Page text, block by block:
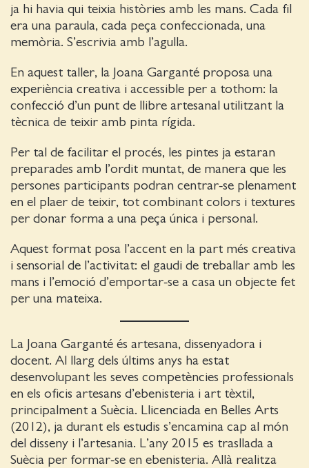
ja hi havia qui teixia històries amb les mans. Cada fil
era una paraula, cada peça confeccionada, una
memòria. S’escrivia amb l’agulla.
En aquest taller, la Joana Garganté proposa una
experiència creativa i accessible per a tothom: la
confecció d’un punt de llibre artesanal utilitzant la
tècnica de teixir amb pinta rígida.
Per tal de facilitar el procés, les pintes ja estaran
preparades amb l’ordit muntat, de manera que les
persones participants podran centrar-se plenament
en el plaer de teixir, tot combinant colors i textures
per donar forma a una peça única i personal.
Aquest format posa l’accent en la part més creativa
i sensorial de l’activitat: el gaudi de treballar amb les
mans i l’emoció d’emportar-se a casa un objecte fet
per una mateixa.
La Joana Garganté és artesana, dissenyadora i
docent. Al llarg dels últims anys ha estat
desenvolupant les seves competències professionals
en els oficis artesans d’ebenisteria i art tèxtil,
principalment a Suècia. Llicenciada en Belles Arts
(2012), ja durant els estudis s’encamina cap al món
del disseny i l’artesania. L’any 2015 es trasllada a
Suècia per formar-se en ebenisteria. Allà realitza